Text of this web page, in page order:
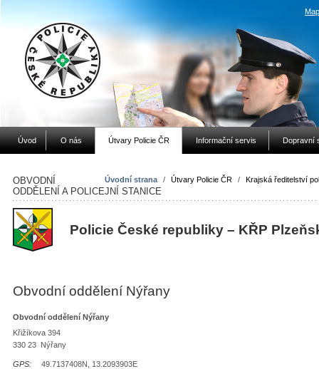
Úvod O nás Útvary Policie ČR Informační servis Dopravní
Úvodní strana / Útvary Policie ČR / Krajská ředitelství
OBVODNÍ
ODDĚLENÍ A POLICEJNÍ STANICE
Policie České republiky – KŘP
Obvodní oddělení Nýřany
Obvodní oddělení Nýřany
Křižíkova 394
330 23 Nýřany
GPS:
49.7137408N, 13.2093903E